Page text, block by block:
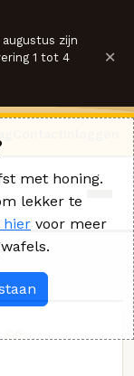
augustus zijn
1 tot 4
×
met honing.
lekker te
hier voor meer